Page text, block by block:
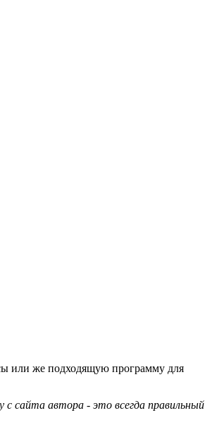
или же подходящую программу для
сайта автора - это всегда правильный